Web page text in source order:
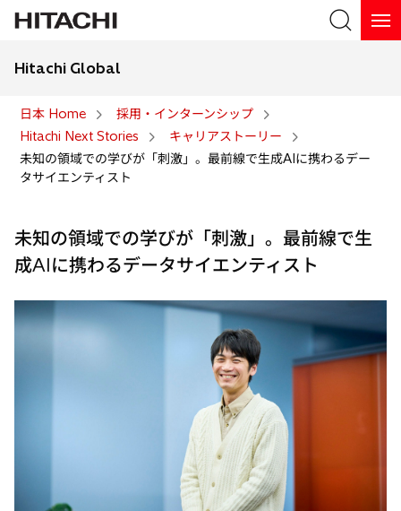
Hitachi Global
日本 Home
採用・インターンシップ
Hitachi Next Stories
キャリアストーリー
未知の領域での学びが「刺激」。最前線で生成AIに携わるデー
タサイエンティスト
未知の領域での学びが「刺激」。最前線で生
成AIに携わるデータサイエンティスト